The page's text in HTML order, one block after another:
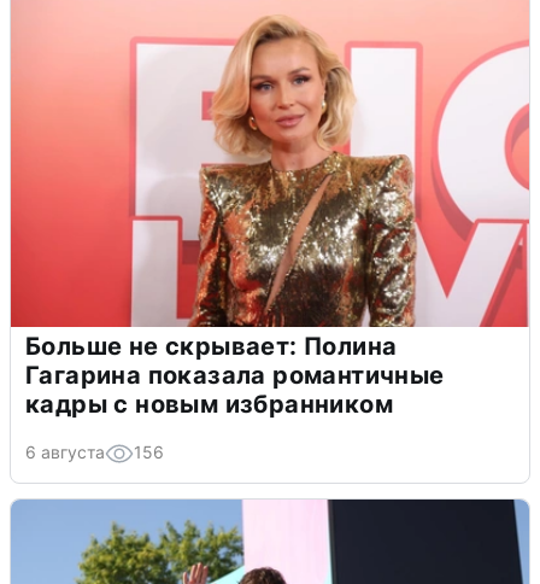
Больше не скрывает: Полина
Гагарина показала романтичные
кадры с новым избранником
6 августа 156